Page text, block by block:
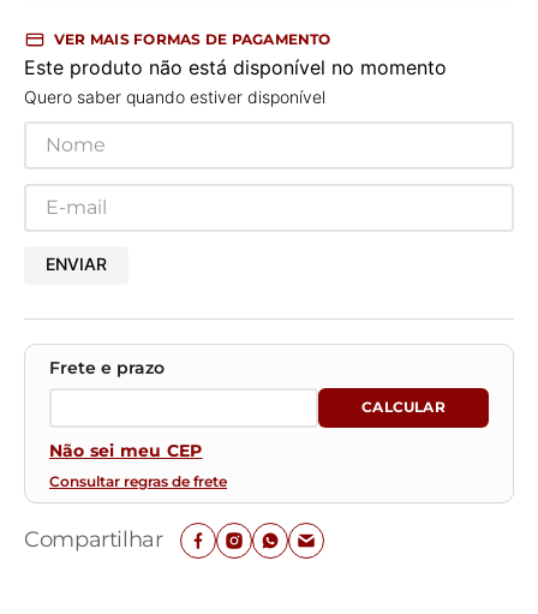
VER MAIS FORMAS DE PAGAMENTO
Este produto não está disponível no momento
Quero saber quando estiver disponível
ENVIAR
Não sei meu CEP
Consultar regras de frete
Compartilhar